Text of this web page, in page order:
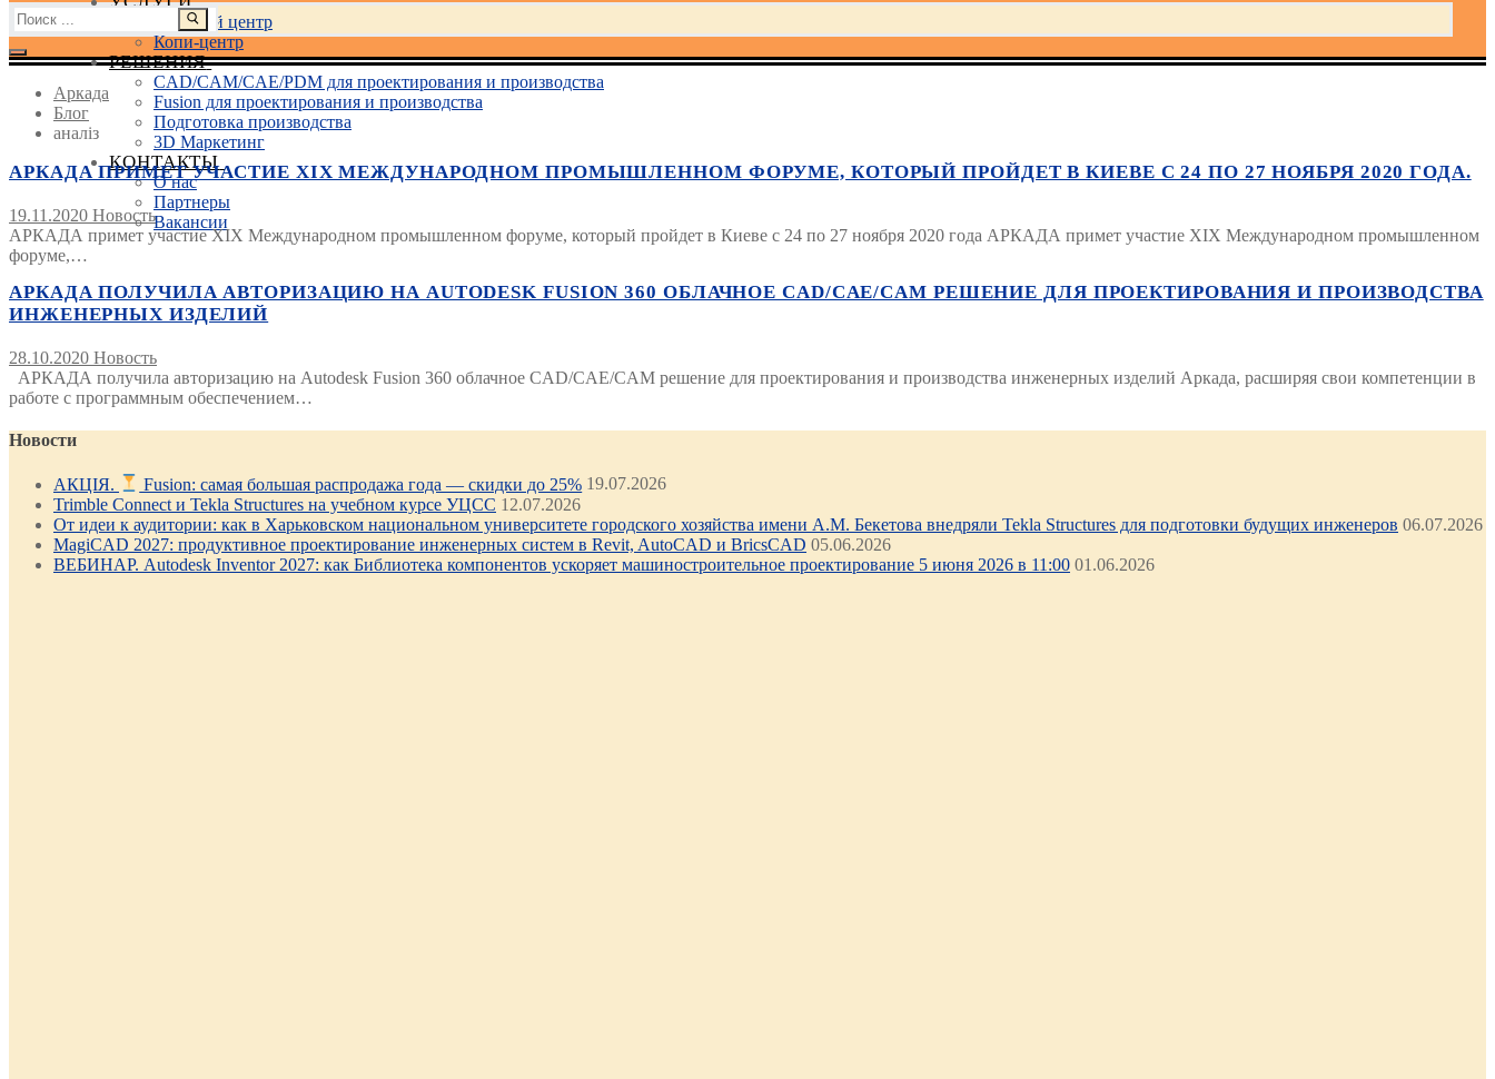
Учебный центр
Копи-центр
РЕШЕНИЯ
CAD/CAM/CAE/PDM для проектирования и производства
Fusion для проектирования и производства
Подготовка производства
3D Маркетинг
КОНТАКТЫ
О нас
Партнеры
Вакансии
Найти:
Аркада
Блог
аналіз
АРКАДА ПРИМЕТ УЧАСТИЕ XIX МЕЖДУНАРОДНОМ ПРОМЫШЛЕННОМ ФОРУМЕ, КОТОРЫЙ ПРОЙДЕТ В КИЕВЕ С 24 ПО 27 НОЯБРЯ 2020 ГОДА.
19.11.2020 Новость
АРКАДА примет участие XIX Международном промышленном форуме, который пройдет в Киеве с 24 по 27 ноября 2020 года АРКАДА примет участие XIX Международном промышленном
форуме,…
АРКАДА ПОЛУЧИЛА АВТОРИЗАЦИЮ НА AUTODESK FUSION 360 ОБЛАЧНОЕ CAD/CAE/CAM РЕШЕНИЕ ДЛЯ ПРОЕКТИРОВАНИЯ И ПРОИЗВОДСТВА
ИНЖЕНЕРНЫХ ИЗДЕЛИЙ
28.10.2020 Новость
АРКАДА получила авторизацию на Autodesk Fusion 360 облачное CAD/CAE/CAM решение для проектирования и производства инженерных изделий Аркада, расширяя свои компетенции в
работе с программным обеспечением…
Новости
АКЦІЯ. Fusion: самая большая распродажа года — скидки до 25% 19.07.2026
Trimble Connect и Tekla Structures на учебном курсе УЦСС 12.07.2026
От идеи к аудитории: как в Харьковском национальном университете городского хозяйства имени А.М. Бекетова внедряли Tekla Structures для подготовки будущих инженеров 06.07.2026
MagiCAD 2027: продуктивное проектирование инженерных систем в Revit, AutoCAD и BricsCAD 05.06.2026
ВЕБИНАР. Autodesk Inventor 2027: как Библиотека компонентов ускоряет машиностроительное проектирование 5 июня 2026 в 11:00 01.06.2026